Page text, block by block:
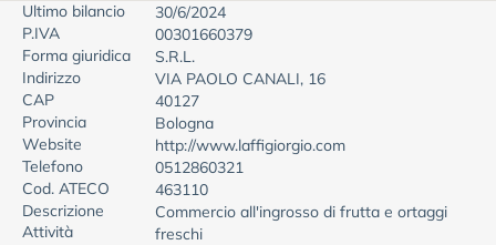
Ultimo bilancio
30/6/2024
P.IVA
00301660379
Forma giuridica
S.R.L.
Indirizzo
VIA PAOLO CANALI, 16
CAP
40127
Provincia
Bologna
Website
http://www.laffigiorgio.com
Telefono
0512860321
Cod. ATECO
463110
Descrizione
Attività
Commercio all'ingrosso di frutta e ortaggi
freschi